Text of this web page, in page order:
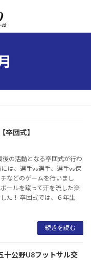
卒団式】
の活動となる卒団式が行わ
は、選手vs選手、選手vs保
などのゲームを行いまし
ールを蹴って汗を流した楽
た！ 卒団式では、６年生
続きを読む
十公野U8フットサル交